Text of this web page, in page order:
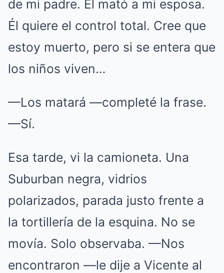
de mi padre. Él mató a mi esposa.
Él quiere el control total. Cree que
estoy muerto, pero si se entera que
los niños viven…
—Los matará —completé la frase.
—Sí.
Esa tarde, vi la camioneta. Una
Suburban negra, vidrios
polarizados, parada justo frente a
la tortillería de la esquina. No se
movía. Solo observaba. —Nos
encontraron —le dije a Vicente al